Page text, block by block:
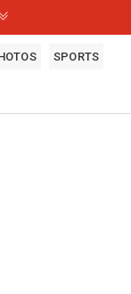
SPORTS